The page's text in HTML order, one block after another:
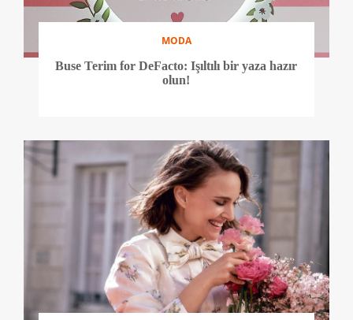
MODA
Buse Terim for DeFacto: Işıltılı bir yaza hazır
olun!